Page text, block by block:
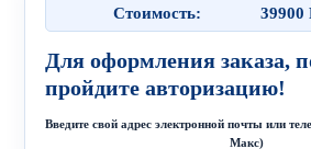
Стоимость: 39900
Для оформления заказа,
пройдите авторизацию!
Введите свой адрес электронной почты или
Макс)